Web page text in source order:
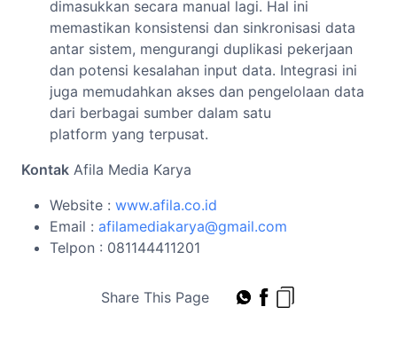
dimasukkan secara manual lagi. Hal ini
memastikan konsistensi dan sinkronisasi data
antar sistem, mengurangi duplikasi pekerjaan
dan potensi kesalahan input data. Integrasi ini
juga memudahkan akses dan pengelolaan data
dari berbagai sumber dalam satu
platform yang terpusat.
Kontak Afila Media Karya
Website : www.afila.co.id
Email : afilamediakarya@gmail.com
Telpon : 081144411201
Share This Page